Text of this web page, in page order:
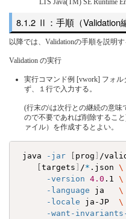
Ⅱ：手順（Validation
以降では、Validationの手順を説明す
Validation の実行
実行コマンド例 [vwork] フォ
ず、１行で入力する。
(行末の\は次行との継続の意味
ので不要であれば削除するこ
ァイル）を作成するとよい。
java -jar [ prog ] /
[targets ] /* .json \
-version
4.0 .1 \
-language ja \
-locale ja-JP \
-want-invariants-